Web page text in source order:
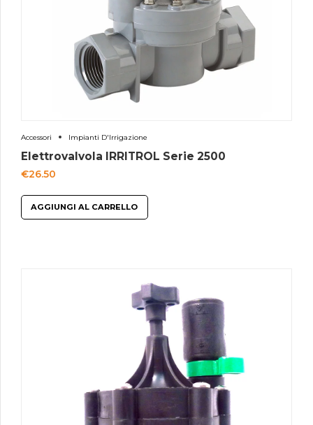
Accessori Impianti D'Irrigazione
Elettrovalvola IRRITROL Serie 2500
€26.50
AGGIUNGI AL CARRELLO